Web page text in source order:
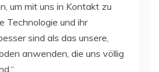
um mit uns in Kontakt zu
Technologie und ihr
sind als das unsere,
anwenden, die uns völlig